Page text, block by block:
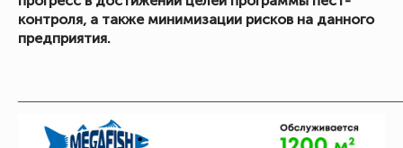
контроля, а также минимизации рисков на данного
предприятия.